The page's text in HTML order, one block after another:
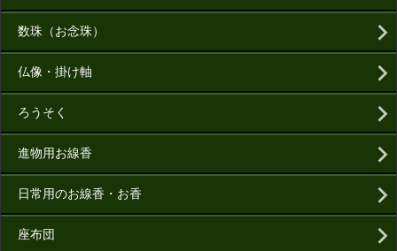
数珠（お念珠）
仏像・掛け軸
ろうそく
進物用お線香
日常用のお線香・お香
座布団